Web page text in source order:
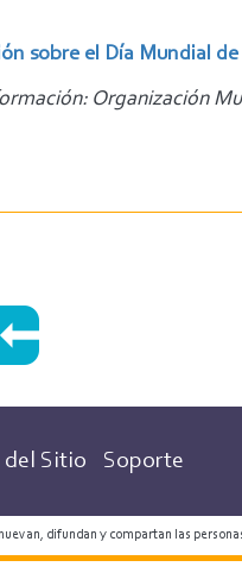
sobre el Día Mundial
Organización
del Sitio Soporte
difundan y compartan las